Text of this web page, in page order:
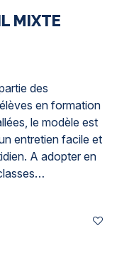
MIXTE
des
en formation
le modèle est
entretien facile et
A adopter en